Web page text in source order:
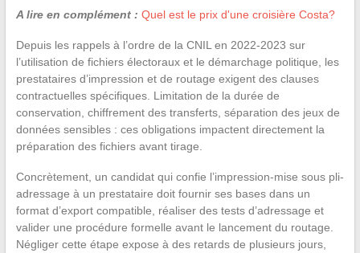
A lire en complément : Quel est le prix d'une croisière Costa?
Depuis les rappels à l’ordre de la CNIL en 2022-2023 sur
l’utilisation de fichiers électoraux et le démarchage politique, les
prestataires d’impression et de routage exigent des clauses
contractuelles spécifiques. Limitation de la durée de
conservation, chiffrement des transferts, séparation des jeux de
données sensibles : ces obligations impactent directement la
préparation des fichiers avant tirage.
Concrètement, un candidat qui confie l’impression-mise sous pli-
adressage à un prestataire doit fournir ses bases dans un
format d’export compatible, réaliser des tests d’adressage et
valider une procédure formelle avant le lancement du routage.
Négliger cette étape expose à des retards de plusieurs jours,